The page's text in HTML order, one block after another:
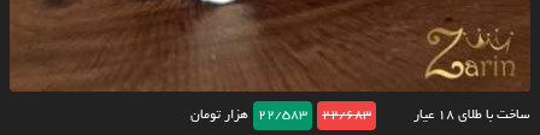
ساخت با طلای ۱۸ عیار 22/683
22/583 هزار تومان